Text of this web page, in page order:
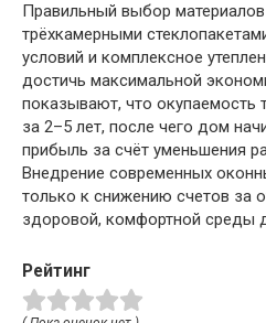
Правильный выбор
трёхкамерными
условий и комплексное
достичь максимальной
показывают, что окупаемость
за 2–5 лет, после чего дом
прибыль за счёт уменьшения
Внедрение современных
только к снижению счетов за
здоровой, комфортной среды
Рейтинг